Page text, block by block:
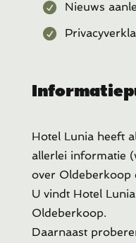
Nieuws
Hotel Lunia heeft
allerlei informatie
over Oldeberkoop
U vindt Hotel
Oldeberkoop.
Daarnaast